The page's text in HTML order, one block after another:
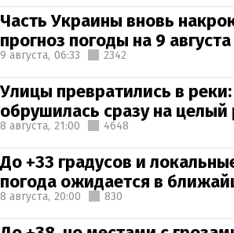
Часть Украины вновь
прогноз погоды на 9 августа
9 августа, 06:33 2342
Улицы превратились в
обрушилась сразу на целый
8 августа, 21:00 4648
До +33 градусов и
погода ожидается в
8 августа, 20:00 830